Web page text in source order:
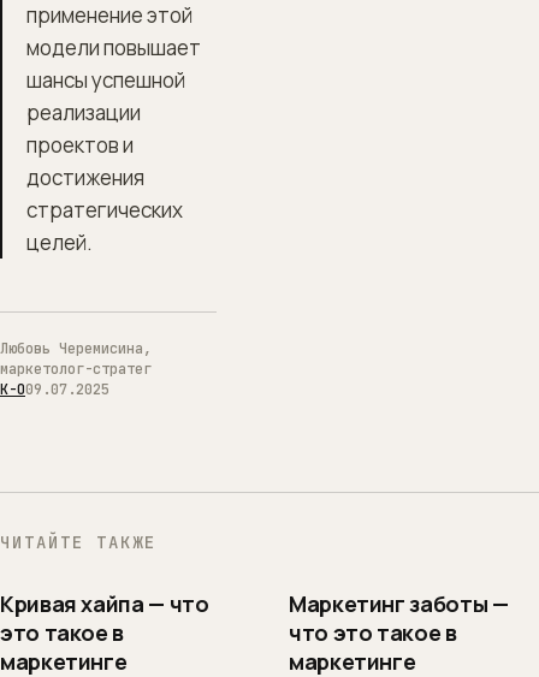
применение этой
модели повышает
шансы успешной
реализации
проектов и
достижения
стратегических
целей.
Любовь Черемисина,
маркетолог-стратег
К-О09.07.2025
ЧИТАЙТЕ ТАКЖЕ
Кривая хайпа — что
это такое в
маркетинге
Маркетинг заботы —
что это такое в
маркетинге